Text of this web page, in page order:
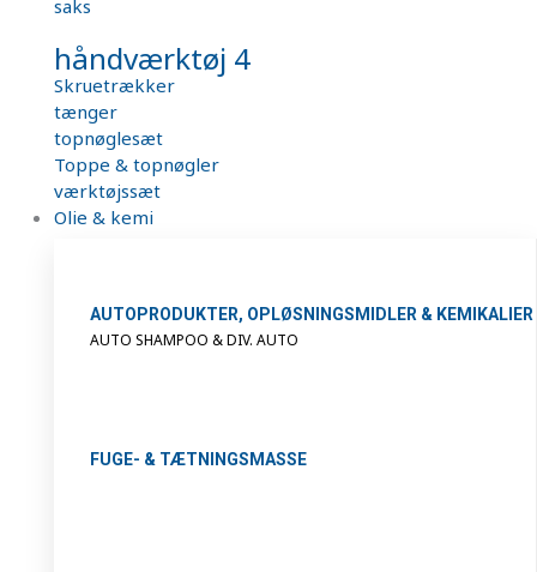
saks
håndværktøj 4
Skruetrækker
tænger
topnøglesæt
Toppe & topnøgler
værktøjssæt
Olie & kemi
AUTOPRODUKTER, OPLØSNINGSMIDLER & KEMIKALIER
AUTO SHAMPOO & DIV. AUTO
FUGE- & TÆTNINGSMASSE